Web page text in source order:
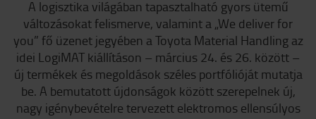
A logisztika világában tapasztalható gyors ütemű
változásokat felismerve, valamint a „We deliver for
you” fő üzenet jegyében a Toyota Material Handling az
idei LogiMAT kiállításon – március 24. és 26. között –
új termékek és megoldások széles portfólióját mutatja
be. A bemutatott újdonságok között szerepelnek új,
nagy igénybevételre tervezett elektromos ellensúlyos